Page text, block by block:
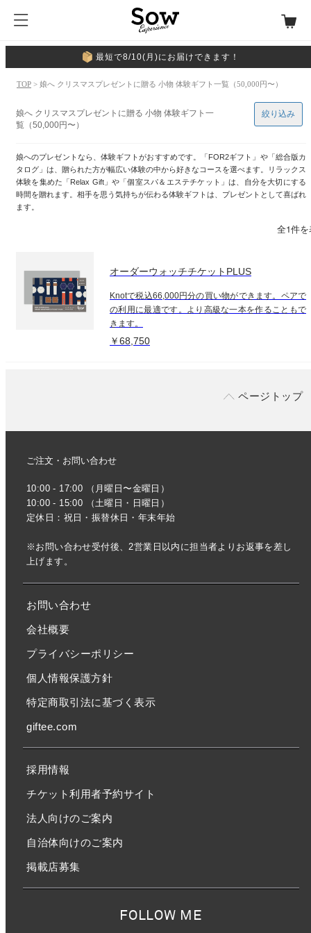
最短で8/10(月)にお届けできます！
TOP > 娘へ クリスマスプレゼントに贈る 小物 体験ギフト一覧（50,000円〜）
娘へ クリスマスプレゼントに贈る 小物 体験ギフト一
覧（50,000円〜）
娘へのプレゼントなら、体験ギフトがおすすめです。「FOR2ギフト」や「総合版カ
タログ」は、贈られた方が幅広い体験の中から好きなコースを選べます。リラックス
体験を集めた「Relax Gift」や「個室スパ＆エステチケット」は、自分を大切にする
時間を贈れます。相手を思う気持ちが伝わる体験ギフトは、プレゼントとして喜ばれ
ます。
絞り込み
全1件
オーダーウォッチチケットPLUS
Knotで税込66,000円分の買い物ができます。ペアで
の利用に最適です。より高級な一本を作ることもで
きます。
￥68,750
ページトップ
ご注文・お問い合わせ
10:00 - 17:00 （月曜日〜金曜日）
10:00 - 15:00 （土曜日・日曜日）
定休日：祝日・振替休日・年末年始
※お問い合わせ受付後、2営業日以内に担当者よりお返事を差し
上げます。
お問い合わせ
会社概要
プライバシーポリシー
個人情報保護方針
特定商取引法に基づく表示
giftee.com
採用情報
チケット利用者予約サイト
法人向けのご案内
自治体向けのご案内
掲載店募集
FOLLOW ME